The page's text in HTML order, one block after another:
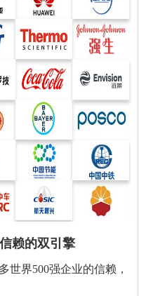
赖的双引擎
界500强企业的信赖，